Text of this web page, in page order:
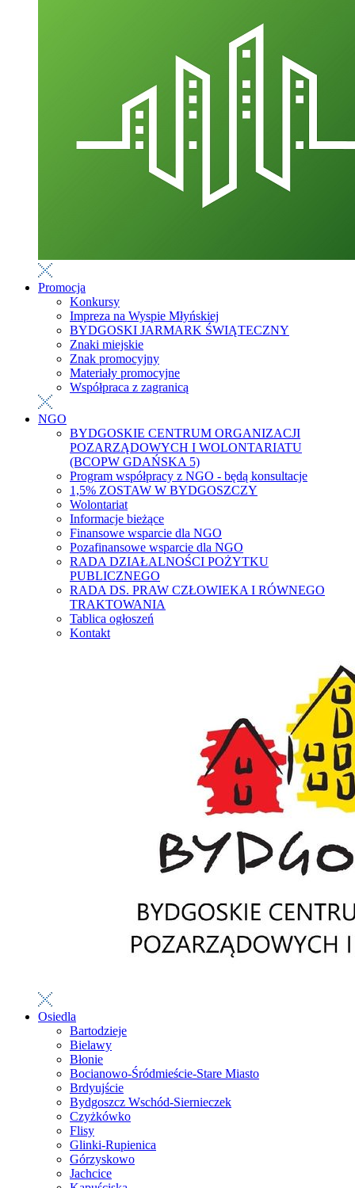
Promocja
Konkursy
Impreza na Wyspie Młyńskiej
BYDGOSKI JARMARK ŚWIĄTECZNY
Znaki miejskie
Znak promocyjny
Materiały promocyjne
Współpraca z zagranicą
NGO
BYDGOSKIE CENTRUM ORGANIZACJI
POZARZĄDOWYCH I WOLONTARIATU
(BCOPW GDAŃSKA 5)
Program współpracy z NGO - będą konsultacje
1,5% ZOSTAW W BYDGOSZCZY
Wolontariat
Informacje bieżące
Finansowe wsparcie dla NGO
Pozafinansowe wsparcie dla NGO
RADA DZIAŁALNOŚCI POŻYTKU
PUBLICZNEGO
RADA DS. PRAW CZŁOWIEKA I RÓWNEGO
TRAKTOWANIA
Tablica ogłoszeń
Kontakt
Osiedla
Bartodzieje
Bielawy
Błonie
Bocianowo-Śródmieście-Stare Miasto
Brdyujście
Bydgoszcz Wschód-Siernieczek
Czyżkówko
Flisy
Glinki-Rupienica
Górzyskowo
Jachcice